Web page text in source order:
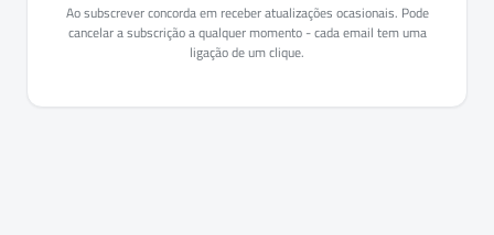
Ao subscrever concorda em receber atualizações ocasionais. Pode
cancelar a subscrição a qualquer momento - cada email tem uma
ligação de um clique.